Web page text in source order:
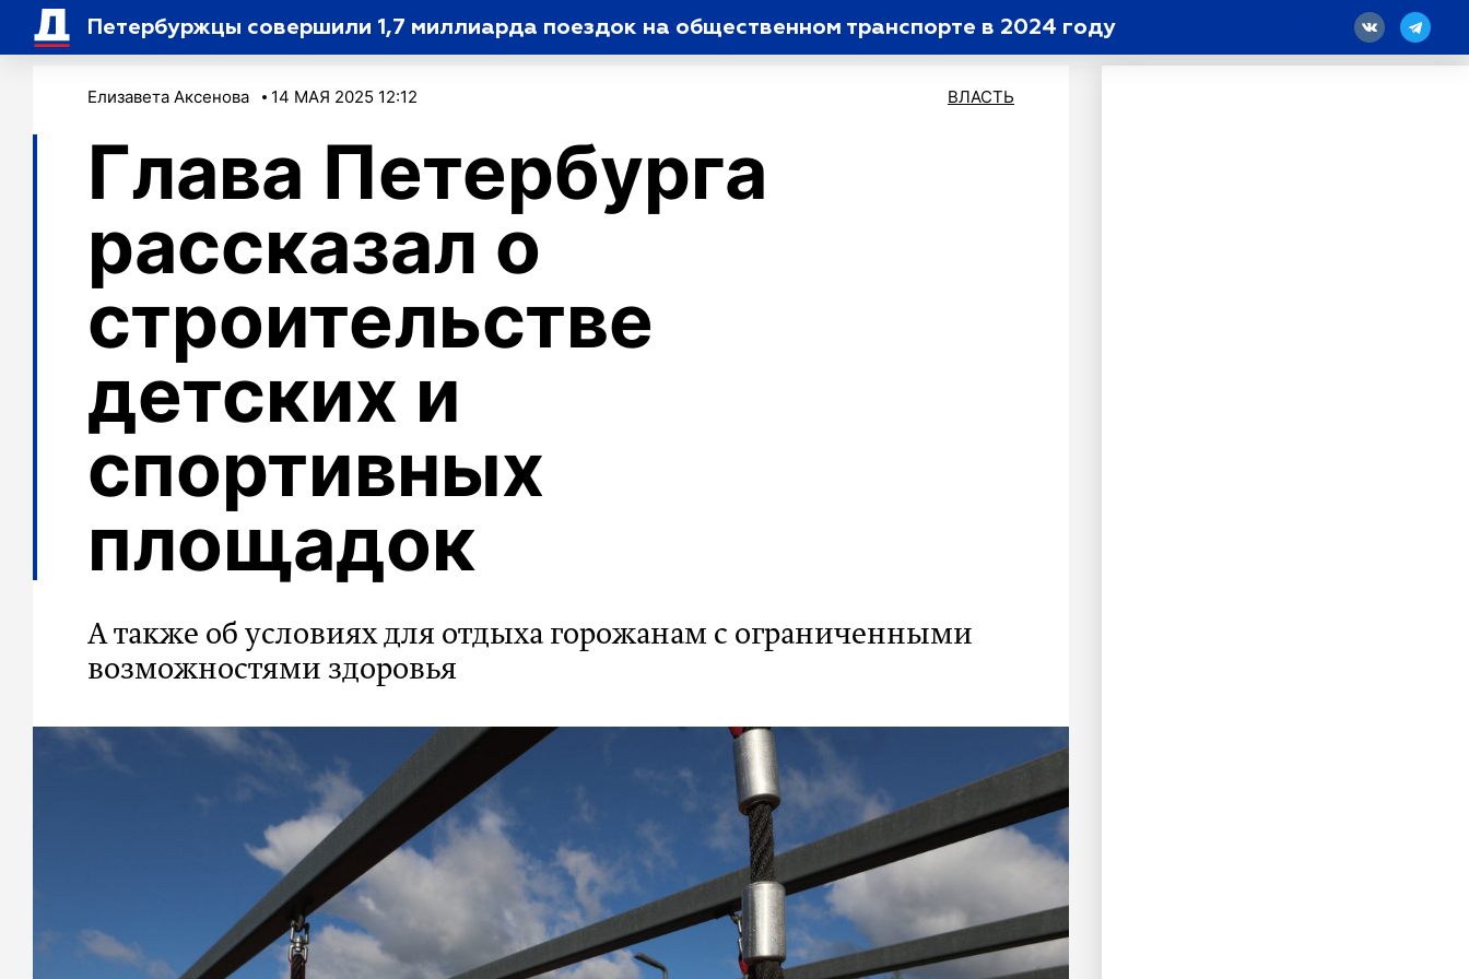
Петербуржцы совершили 1,7 миллиарда поездок на общественном транспорте в 2024 году
Елизавета Аксенова 14 МАЯ 2025 12:12 ВЛАСТЬ
Глава Петербурга
рассказал о
строительстве
детских и
спортивных
площадок
А также об условиях для отдыха горожанам с ограниченными
возможностями здоровья